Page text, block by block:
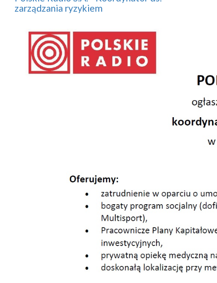
zarządzania ryzykiem